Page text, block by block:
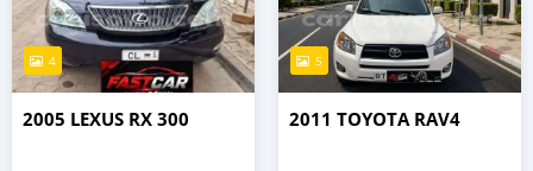
4
2005 LEXUS RX 300
5
2011 TOYOTA RAV4